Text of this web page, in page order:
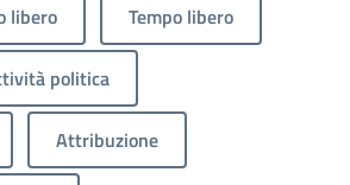
libero Tempo libero
politica
Attribuzione